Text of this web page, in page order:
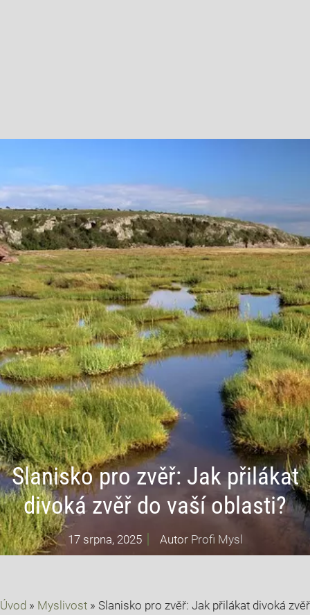
Slanisko pro zvěř: Jak přilákat
divoká zvěř do vaší oblasti?
17 srpna, 2025 Autor Profi Mysl
Úvod » Myslivost » Slanisko pro zvěř: Jak přilákat divoká zvěř